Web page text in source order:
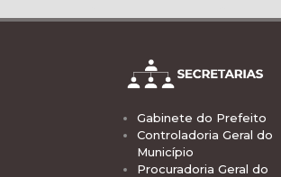
Gabinete do Prefeito
Controladoria Geral do
Município
Procuradoria Geral do